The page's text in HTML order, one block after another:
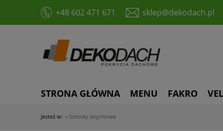
+48 602 471 671 sklep@dekodach.pl
STRONA GŁÓWNA MENU FAKRO
Jesteś w: » Schody strychowe